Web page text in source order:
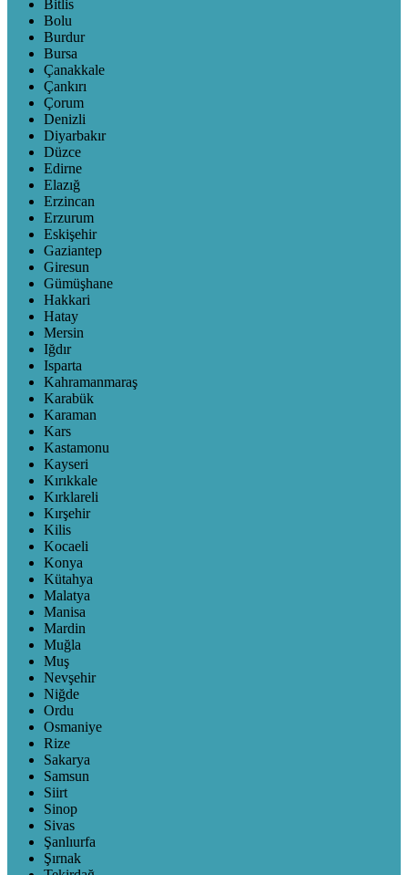
Bitlis
Bolu
Burdur
Bursa
Çanakkale
Çankırı
Çorum
Denizli
Diyarbakır
Düzce
Edirne
Elazığ
Erzincan
Erzurum
Eskişehir
Gaziantep
Giresun
Gümüşhane
Hakkari
Hatay
Mersin
Iğdır
Isparta
Kahramanmaraş
Karabük
Karaman
Kars
Kastamonu
Kayseri
Kırıkkale
Kırklareli
Kırşehir
Kilis
Kocaeli
Konya
Kütahya
Malatya
Manisa
Mardin
Muğla
Muş
Nevşehir
Niğde
Ordu
Osmaniye
Rize
Sakarya
Samsun
Siirt
Sinop
Sivas
Şanlıurfa
Şırnak